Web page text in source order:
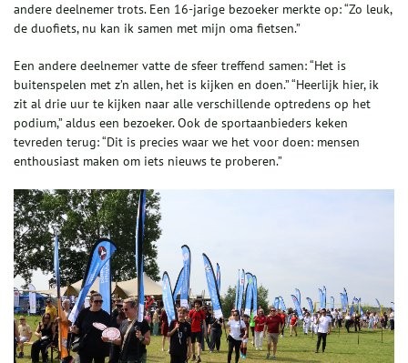
andere deelnemer trots. Een 16-jarige bezoeker merkte op: “Zo leuk,
de duofiets, nu kan ik samen met mijn oma fietsen.”
Een andere deelnemer vatte de sfeer treffend samen: “Het is
buitenspelen met z’n allen, het is kijken en doen.” “Heerlijk hier, ik
zit al drie uur te kijken naar alle verschillende optredens op het
podium,” aldus een bezoeker. Ook de sportaanbieders keken
tevreden terug: “Dit is precies waar we het voor doen: mensen
enthousiast maken om iets nieuws te proberen.”